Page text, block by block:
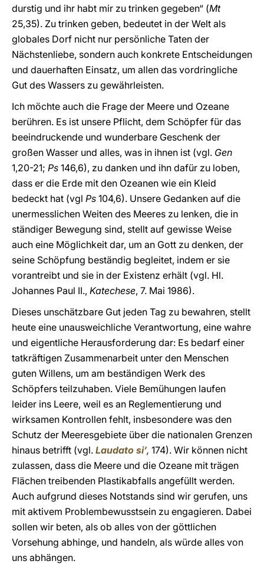
durstig und ihr habt mir zu trinken gegeben“ (Mt
25,35). Zu trinken geben, bedeutet in der Welt als
globales Dorf nicht nur persönliche Taten der
Nächstenliebe, sondern auch konkrete Entscheidungen
und dauerhaften Einsatz, um allen das vordringliche
Gut des Wassers zu gewährleisten.
Ich möchte auch die Frage der Meere und Ozeane
berühren. Es ist unsere Pflicht, dem Schöpfer für das
beeindruckende und wunderbare Geschenk der
großen Wasser und alles, was in ihnen ist (vgl. Gen
1,20-21; Ps 146,6), zu danken und ihn dafür zu loben,
dass er die Erde mit den Ozeanen wie ein Kleid
bedeckt hat (vgl Ps 104,6). Unsere Gedanken auf die
unermesslichen Weiten des Meeres zu lenken, die in
ständiger Bewegung sind, stellt auf gewisse Weise
auch eine Möglichkeit dar, um an Gott zu denken, der
seine Schöpfung beständig begleitet, indem er sie
vorantreibt und sie in der Existenz erhält (vgl. Hl.
Johannes Paul II., Katechese, 7. Mai 1986).
Dieses unschätzbare Gut jeden Tag zu bewahren, stellt
heute eine unausweichliche Verantwortung, eine wahre
und eigentliche Herausforderung dar: Es bedarf einer
tatkräftigen Zusammenarbeit unter den Menschen
guten Willens, um am beständigen Werk des
Schöpfers teilzuhaben. Viele Bemühungen laufen
leider ins Leere, weil es an Reglementierung und
wirksamen Kontrollen fehlt, insbesondere was den
Schutz der Meeresgebiete über die nationalen Grenzen
hinaus betrifft (vgl. Laudato si’, 174). Wir können nicht
zulassen, dass die Meere und die Ozeane mit trägen
Flächen treibenden Plastikabfalls angefüllt werden.
Auch aufgrund dieses Notstands sind wir gerufen, uns
mit aktivem Problembewusstsein zu engagieren. Dabei
sollen wir beten, als ob alles von der göttlichen
Vorsehung abhinge, und handeln, als würde alles von
uns abhängen.